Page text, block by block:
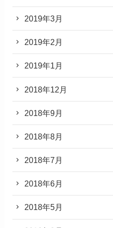
2019年3月
2019年2月
2019年1月
2018年12月
2018年9月
2018年8月
2018年7月
2018年6月
2018年5月